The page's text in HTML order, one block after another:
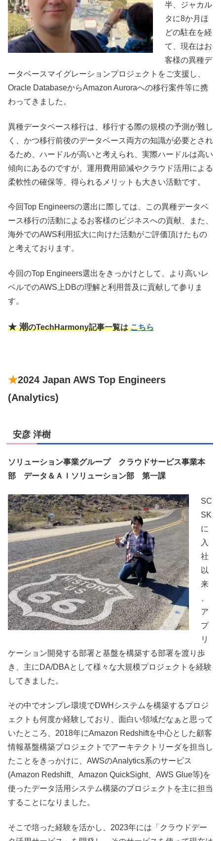
半、ジャカル
タに8か月ほ
どの駐在を経
て、現在はお
客様の異種デ
ータベースマイグレーションプロジェクトをご支援し、
Oracle DatabaseからAmazon Auroraへの移行案件等に携
わってきました。
異種データベース移行は、移行する際の規模の予測が難し
く、かつ移行前後のデータベース両方の知識が必要とされ
るため、ハードルが高いと考えられ、実際ハードルは高い
傾向にあるのですが、運用費用節減やクラウド活用による
柔軟性の確保等、得られるメリットも大きい活動です。
今回Top Engineersの選出に際しては、この異種データベ
ース移行の活動によるお客様のビジネスへの貢献、また、
海外でのAWS利用拡大に向けた活動がご評価頂けたもの
と考えております。
今回のTop Engineers選出をきっかけとして、より高いレ
ベルでのAWS上DBの理解と利用普及に貢献して参りま
す。
★ 潮のTechHarmony記事一覧はこちら
★2024 Japan AWS Top Engineers
(Analytics)
安彦 洋樹
ソリューション事業グループ クラウドサービス事業本
部 データ＆ＡＩソリューション部 第一課
SC
SK
に
入
社
以
来
ア
プ
リ
ケーション開発する部署と基盤を構築する部署を渡り歩
き、主にDA/DBAとして様々な大規模プロジェクトを経験
してきました。
その中でオンプレ環境でDWHシステムを構築するプロジ
ェクトも何度か経験しており、面白い領域だなぁと思って
いたところ、2018年にAmazon Redshiftを中心とした顧客
情報基盤構築プロジェクトでアーキテクトリーダを担当し
たことをきっかけに、AWSのAnalytics系のサービス
(Amazon Redshift、Amazon QuickSight、AWS Glue等)を
使ったデータ活用システム構築のプロジェクトを主に担当
することになりました。
そこで培った経験を活かし、2023年には「クラウドデー